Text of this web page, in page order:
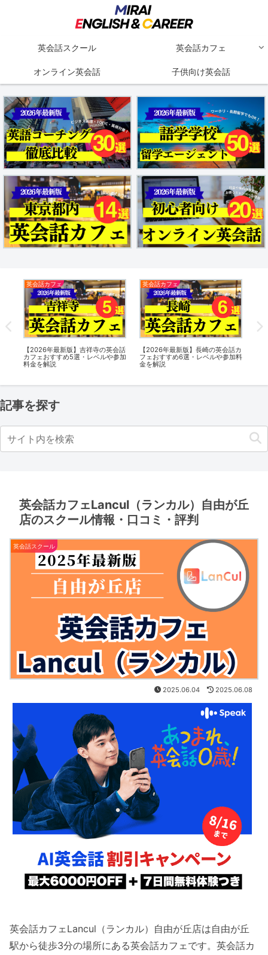
英会話スクール 英会話カフェ
オンライン英会話 子供向け英会話
英会話カフェ
【2026年最新版】吉祥寺の英会話
カフェおすすめ5選・レベルや参加
料金を解説
英会話カフェ
【2026年最新版】長崎の英会話カ
フェおすすめ6選・レベルや参加料
金を解説
記事を探す
英会話カフェLancul（ランカル）自由が丘
店のスクール情報・口コミ・評判
英会話スクール
2025.06.04 2025.06.08
英会話カフェLancul（ランカル）自由が丘店は自由が丘
駅から徒歩3分の場所にある英会話カフェです。英会話カ